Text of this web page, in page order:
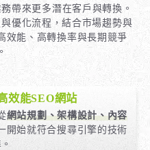
帶來更多潛在客戶與轉換。
優化流程，結合市場趨勢與
效能、高轉換率與長期競爭
效能SEO網站
網站規劃、架構設計、內容
開始就符合搜尋引擎的技術